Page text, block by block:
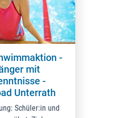
-
mit
-
Unterrath
Schüler:in und